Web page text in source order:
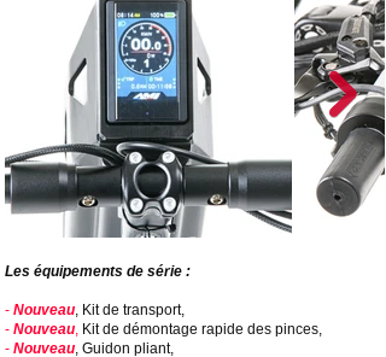
Les équipements de série :
- Nouveau, Kit de transport,
- Nouveau, Kit de démontage rapide des pinces,
- Nouveau, Guidon pliant,